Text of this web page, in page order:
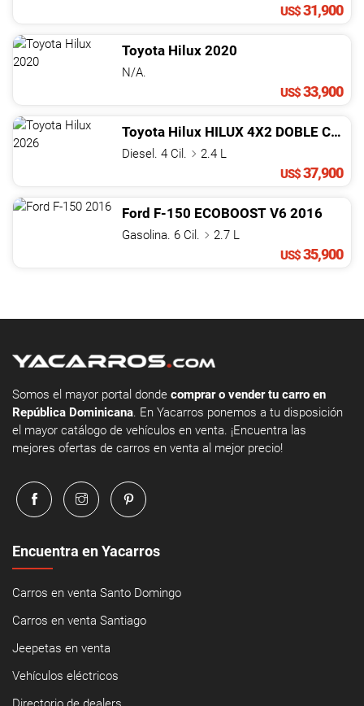
US$31,900
Toyota Hilux 2020
N/A.
US$33,900
Toyota Hilux HILUX 4X2 DOBLE CABINA MECáNICA
Diesel. 4 Cil.
2.4 L
US$37,900
Ford F-150 ECOBOOST V6 2016
Gasolina. 6 Cil.
2.7 L
US$35,900
Somos el mayor portal donde comprar o vender tu carro en
República Dominicana. En Yacarros ponemos a tu disposición
el mayor catálogo de vehículos en venta. ¡Encuentra las
mejores ofertas de carros en venta al mejor precio!
Encuentra en Yacarros
Carros en venta Santo Domingo
Carros en venta Santiago
Jeepetas en venta
Vehículos eléctricos